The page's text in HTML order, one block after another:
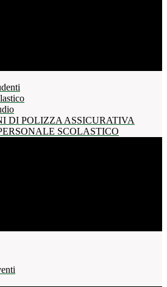
DI POLIZZA ASSICURATIVA
SCOLASTICO